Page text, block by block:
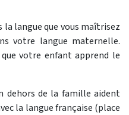
langue que vous maîtrisez
votre langue maternelle.
votre enfant apprend le
dehors de la famille aident
la langue française (place